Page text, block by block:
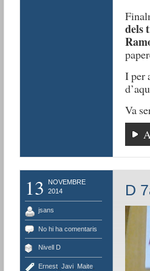
dels
I per
Va
13
NOVEMBRE
2014
jsans
No hi ha comentaris
Nivell D
Ernest, Javi, Maite,
D